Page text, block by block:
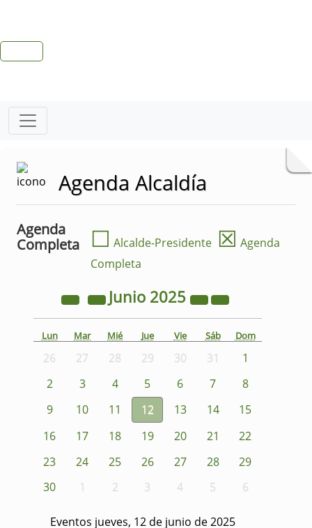
Agenda Alcaldía
Agenda
Completa
☐ Alcalde-Presidente ☒ Agenda
Completa
Junio 2025
Lun Mar Mié Jue Vie Sáb Dom
26 27 28 29 30 31
1
2
3 4 5 6 7
8
9
10 11 12 13 14
15
16
17 18 19 20 21
22
23
24 25 26 27 28
29
30
1 2 3 4 5 6
Eventos jueves, 12 de junio de 2025